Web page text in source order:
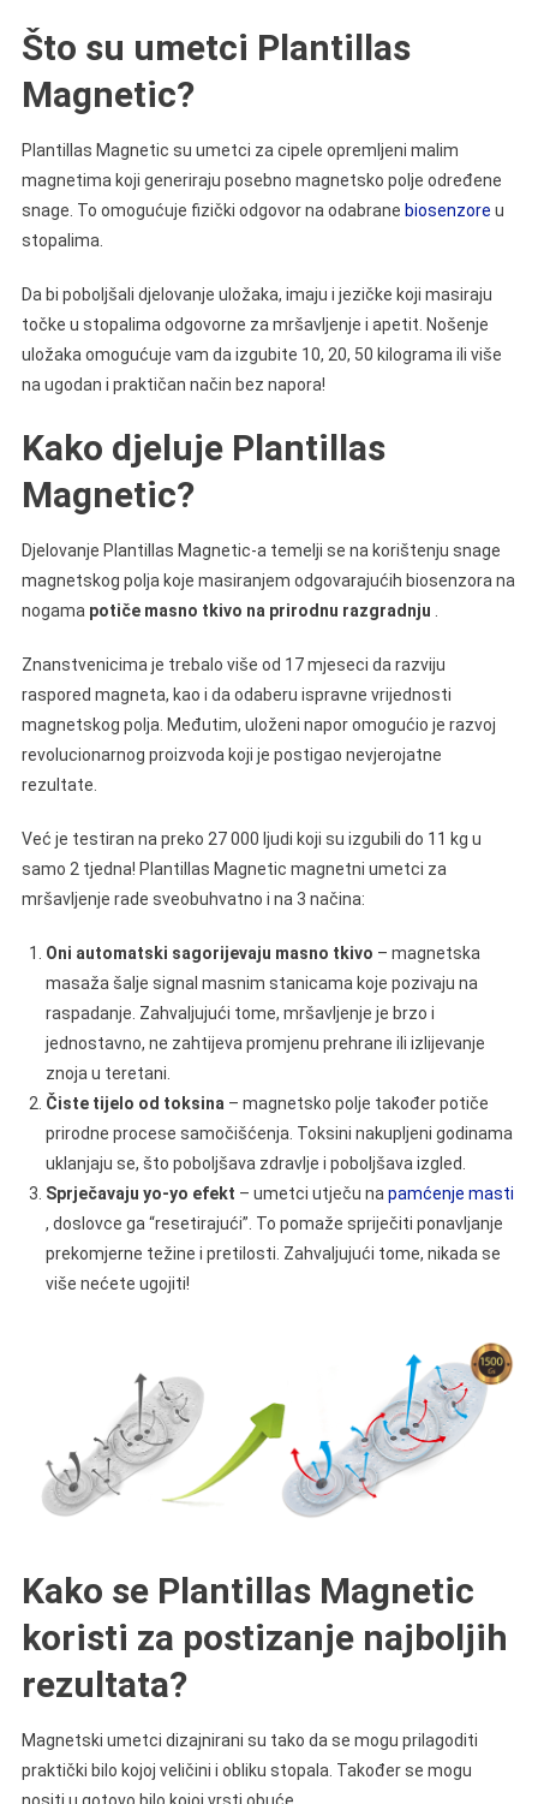
Što su umetci Plantillas
Magnetic?
Plantillas Magnetic su umetci za cipele opremljeni malim
magnetima koji generiraju posebno magnetsko polje određene
snage. To omogućuje fizički odgovor na odabrane biosenzore u
stopalima.
Da bi poboljšali djelovanje uložaka, imaju i jezičke koji masiraju
točke u stopalima odgovorne za mršavljenje i apetit. Nošenje
uložaka omogućuje vam da izgubite 10, 20, 50 kilograma ili više
na ugodan i praktičan način bez napora!
Kako djeluje Plantillas
Magnetic?
Djelovanje Plantillas Magnetic-a temelji se na korištenju snage
magnetskog polja koje masiranjem odgovarajućih biosenzora na
nogama potiče masno tkivo na prirodnu razgradnju
Znanstvenicima je trebalo više od 17 mjeseci da razviju
raspored magneta, kao i da odaberu ispravne vrijednosti
magnetskog polja. Međutim, uloženi napor omogućio je razvoj
revolucionarnog proizvoda koji je postigao nevjerojatne
rezultate.
Već je testiran na preko 27 000 ljudi koji su izgubili do 11 kg u
samo 2 tjedna! Plantillas Magnetic magnetni umetci za
mršavljenje rade sveobuhvatno i na 3 načina:
Oni automatski sagorijevaju masno tkivo – magnetska
masaža šalje signal masnim stanicama koje pozivaju na
raspadanje. Zahvaljujući tome, mršavljenje je brzo i
jednostavno, ne zahtijeva promjenu prehrane ili izlijevanje
znoja u teretani.
Čiste tijelo od toksina – magnetsko polje također potiče
prirodne procese samočišćenja. Toksini nakupljeni godinama
uklanjaju se, što poboljšava zdravlje i poboljšava izgled.
Sprječavaju yo-yo efekt – umetci utječu na pamćenje masti
, doslovce ga “resetirajući”. To pomaže spriječiti ponavljanje
prekomjerne težine i pretilosti. Zahvaljujući tome, nikada se
više nećete ugojiti!
Kako se Plantillas Magnetic
koristi za postizanje najboljih
rezultata?
Magnetski umetci dizajnirani su tako da se mogu prilagoditi
praktički bilo kojoj veličini i obliku stopala. Također se mogu